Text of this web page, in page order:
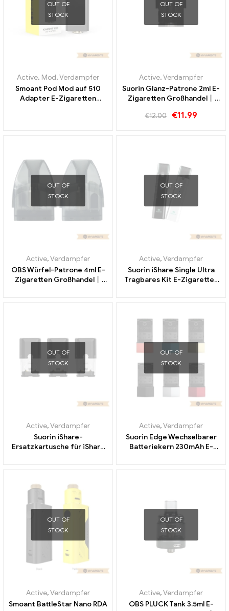
OUT OF
STOCK
Active, Mod,Verdampfer
Smoant Pod Mod auf 510
Adapter E-Zigaretten
OUT OF
STOCK
Active,Verdampfer
Suorin Glanz-Patrone 2ml E-
Zigaretten Großhandel丨
€12.00 €11.99
OUT OF
STOCK
Active,Verdampfer
OBS Würfel-Patrone 4ml E-
Zigaretten Großhandel丨
OUT OF
STOCK
Active,Verdampfer
Suorin iShare Single Ultra
Tragbares Kit E-Zigaretten
OUT OF
STOCK
Active,Verdampfer
Suorin iShare-
Ersatzkartusche für iShare
OUT OF
STOCK
Active,Verdampfer
Suorin Edge Wechselbarer
Batteriekern 230mAh E-
OUT OF
STOCK
Active,Verdampfer
Smoant BattleStar Nano RDA
OUT OF
STOCK
Active,Verdampfer
OBS PLUCK Tank 3.5ml E-